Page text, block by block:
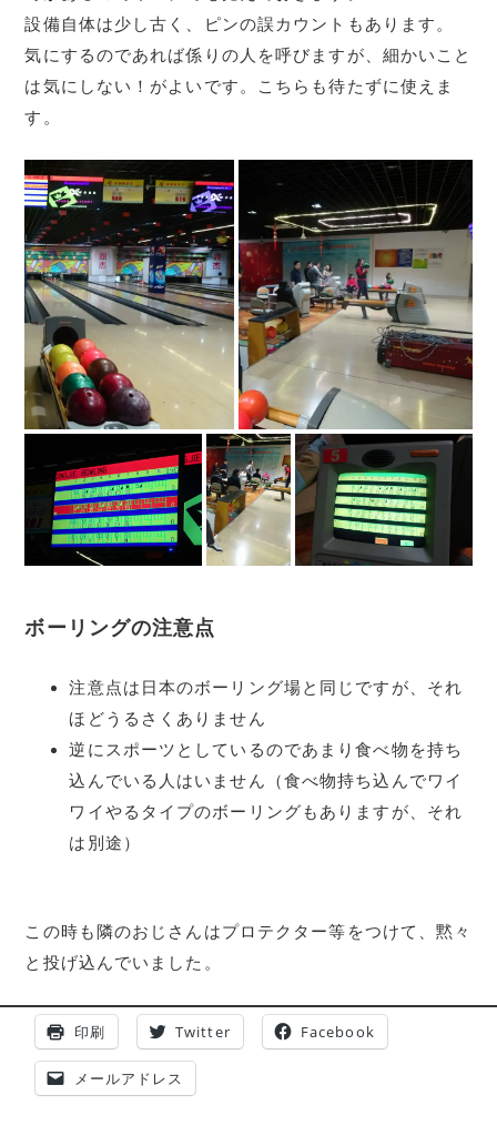
設備自体は少し古く、ピンの誤カウントもあります。
気にするのであれば係りの人を呼びますが、細かいこと
は気にしない！がよいです。こちらも待たずに使えま
す。
ボーリングの注意点
注意点は日本のボーリング場と同じですが、それ
ほどうるさくありません
逆にスポーツとしているのであまり食べ物を持ち
込んでいる人はいません（食べ物持ち込んでワイ
ワイやるタイプのボーリングもありますが、それ
は別途）
この時も隣のおじさんはプロテクター等をつけて、黙々
と投げ込んでいました。
印刷 Twitter Facebook
メールアドレス